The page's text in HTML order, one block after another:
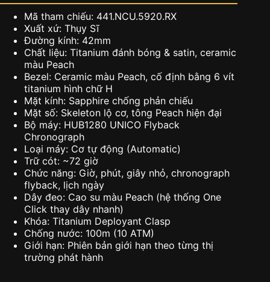
Mã tham chiếu: 441.NCU.5920.RX
Xuất xứ: Thụy Sĩ
Đường kính: 42mm
Chất liệu: Titanium đánh bóng & satin, ceramic
màu Peach
Bezel: Ceramic màu Peach, cố định bằng 6 vít
titanium hình chữ H
Mặt kính: Sapphire chống phản chiếu
Mặt số: Skeleton lộ cơ, tông Peach hiện đại
Bộ máy: HUB1280 UNICO Flyback
Chronograph
Loại máy: Cơ tự động (Automatic)
Trữ cót: ~72 giờ
Chức năng: Giờ, phút, giây nhỏ, chronograph
flyback, lịch ngày
Dây đeo: Cao su màu Peach (hệ thống One
Click thay dây nhanh)
Khóa: Titanium Deployant Clasp
Chống nước: 100m (10 ATM)
Giới hạn: Phiên bản giới hạn theo từng thị
trường phát hành